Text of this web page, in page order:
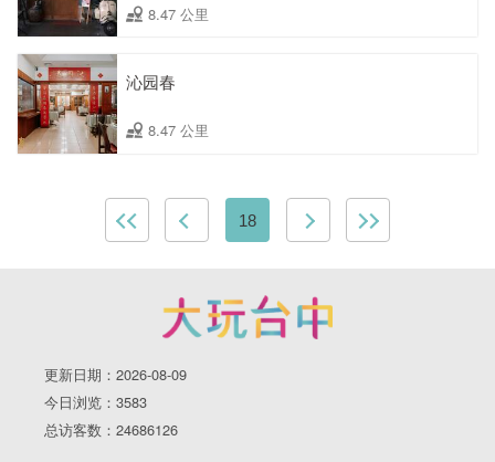
8.47 公里
沁园春
8.47 公里
18
更新日期：2026-08-09
今日浏览：3583
总访客数：24686126